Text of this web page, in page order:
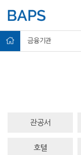
금융기관
관공서
호텔